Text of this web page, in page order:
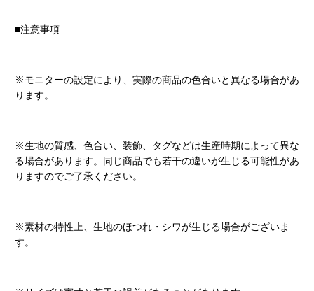
■注意事項
※モニターの設定により、実際の商品の色合いと異なる場合があ
ります。
※生地の質感、色合い、装飾、タグなどは生産時期によって異な
る場合があります。同じ商品でも若干の違いが生じる可能性があ
りますのでご了承ください。
※素材の特性上、生地のほつれ・シワが生じる場合がございま
す。